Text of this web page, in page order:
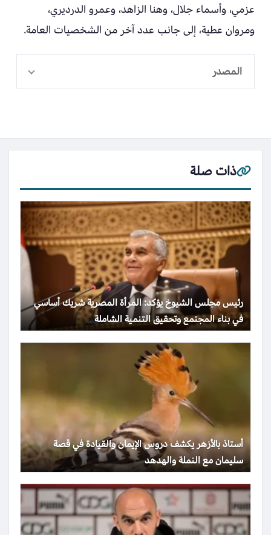
عزمي، وأسماء جلال، وهنا الزاهد، وعمرو الدرديري،
ومروان عطية، إلى جانب عدد آخر من الشخصيات العامة.
المصدر
ذات صلة
رئيس مجلس الشيوخ يؤكد: المرأة المصرية شريك أساسي
في بناء المجتمع وتحقيق التنمية الشاملة
أستاذ بالأزهر يكشف دروس الإيمان والقيادة في قصة
سليمان مع النملة والهدهد